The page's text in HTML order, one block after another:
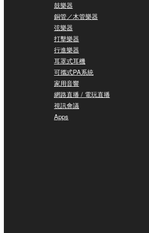
鼓樂器
銅管／木管樂器
弦樂器
打擊樂器
行進樂器
耳罩式耳機
可攜式PA系統
家用音響
網路直播 / 電玩直播
視訊會議
Apps